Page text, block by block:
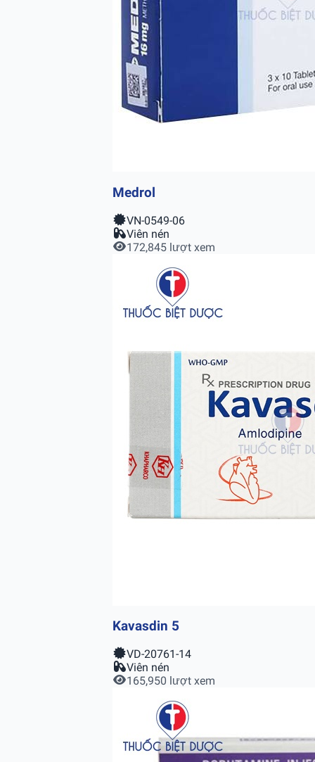
Medrol
VN-0549-06
Viên nén
172,845 lượt xem
Kavasdin 5
VD-20761-14
Viên nén
165,950 lượt xem